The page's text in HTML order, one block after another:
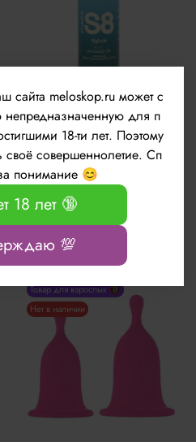
Массажное масло с
ароматом сливы и хлопка
Stimul8 S8 Massage Oil
Refresh 125мл
1017 руб
Товар для взрослых 🔞
Нет в наличии
сайта meloskop.ru может с
для п
18-ти лет. Поэтому
своё совершеннолетие. Сп
понимание 😊
18 лет 🔞
💯